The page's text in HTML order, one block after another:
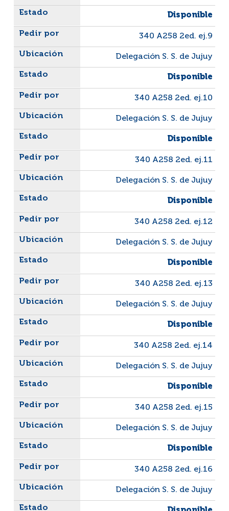
Disponible
340 A258 2ed. ej.9
Delegación S. S. de Jujuy
Disponible
340 A258 2ed. ej.10
Delegación S. S. de Jujuy
Disponible
340 A258 2ed. ej.11
Delegación S. S. de Jujuy
Disponible
340 A258 2ed. ej.12
Delegación S. S. de Jujuy
Disponible
340 A258 2ed. ej.13
Delegación S. S. de Jujuy
Disponible
340 A258 2ed. ej.14
Delegación S. S. de Jujuy
Disponible
340 A258 2ed. ej.15
Delegación S. S. de Jujuy
Disponible
340 A258 2ed. ej.16
Delegación S. S. de Jujuy